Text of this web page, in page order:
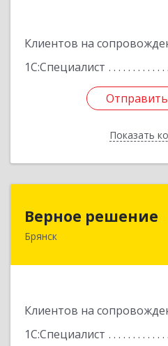
Клиентов на
1С:Специалист
Отправить
Показать
Отправить
Верное решение
Брянск
Клиентов на
1С:Специалист
241035, Брянская обл,